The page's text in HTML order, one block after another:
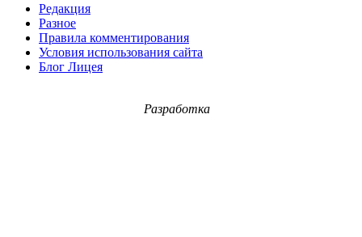
Редакция
Разное
Правила комментирования
Условия использования сайта
Блог Лицея
Разработка